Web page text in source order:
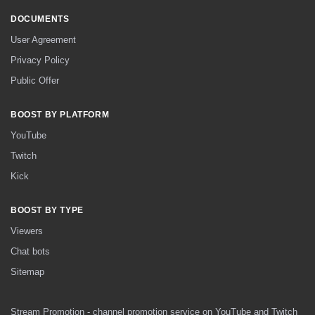
DOCUMENTS
User Agreement
Privacy Policy
Public Offer
BOOST BY PLATFORM
YouTube
Twitch
Kick
BOOST BY TYPE
Viewers
Chat bots
Sitemap
Stream Promotion - channel promotion service on YouTube and Twitch